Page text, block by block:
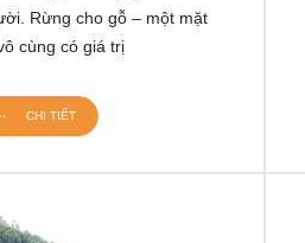
Rừng cho gỗ – một mặt
cùng có giá trị
CHI TIẾT